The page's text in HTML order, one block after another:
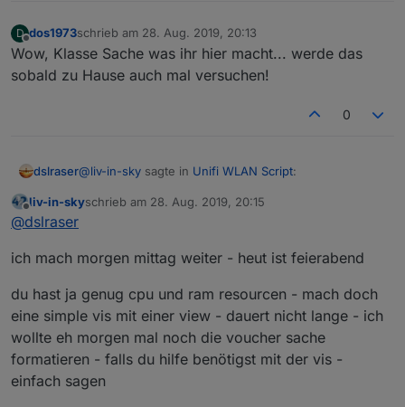
D
Offline
dos1973schrieb am 28. Aug. 2019, 20:13
zuletzt editiert von
Wow, Klasse Sache was ihr hier macht... werde das
sobald zu Hause auch mal versuchen!
0
dslraser@liv-in-sky sagte in Unifi WLAN Script:
ich habe keine VIS
Offline
liv-in-skyschrieb am 28. Aug. 2019, 20:15
zuletzt editiert von
@dslraser
ich mach morgen mittag weiter - heut ist feierabend
du hast ja genug cpu und ram resourcen - mach doch
eine simple vis mit einer view - dauert nicht lange - ich
wollte eh morgen mal noch die voucher sache
formatieren - falls du hilfe benötigst mit der vis -
einfach sagen